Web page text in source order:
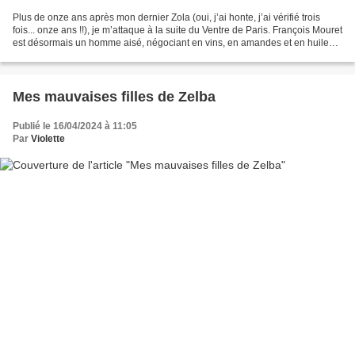
Plus de onze ans après mon dernier Zola (oui, j’ai honte, j’ai vérifié trois
fois... onze ans !!), je m’attaque à la suite du Ventre de Paris. François Mouret
est désormais un homme aisé, négociant en vins, en amandes et en huiles.
Mes mauvaises filles de Zelba
Publié le 16/04/2024 à 11:05
Par Violette